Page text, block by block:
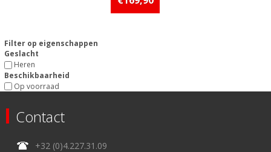
Filter op eigenschappen
Geslacht
Heren
Beschikbaarheid
Op voorraad
Contact
+32 (0)4.227.31.09